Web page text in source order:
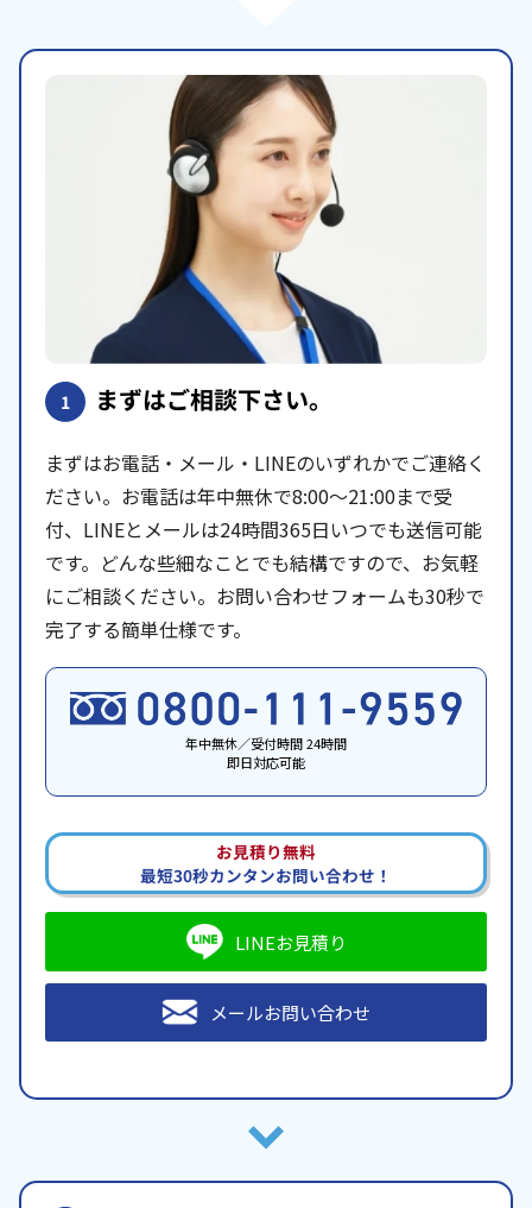
1 まずはご相談下さい。
まずはお電話・メール・LINEのいずれかでご連絡く
ださい。お電話は年中無休で8:00〜21:00まで受
付、LINEとメールは24時間365日いつでも送信可能
です。どんな些細なことでも結構ですので、お気軽
にご相談ください。お問い合わせフォームも30秒で
完了する簡単仕様です。
年中無休／受付時間 24時間
即日対応可能
お見積り無料
最短30秒カンタンお問い合わせ！
LINEお見積り
メールお問い合わせ